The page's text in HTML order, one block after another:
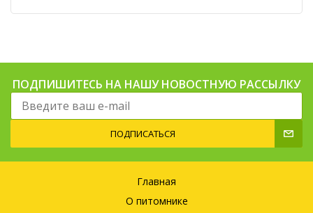
ПОДПИШИТЕСЬ НА НАШУ НОВОСТНУЮ РАССЫЛКУ
ПОДПИСАТЬСЯ
Главная
О питомнике